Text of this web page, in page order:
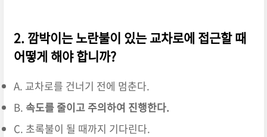
2. 깜박이는 노란불이 있는 교차로에 접근할 때
어떻게 해야 합니까?
A. 교차로를 건너기 전에 멈춘다.
B. 속도를 줄이고 주의하여 진행한다.
C. 초록불이 될 때까지 기다린다.